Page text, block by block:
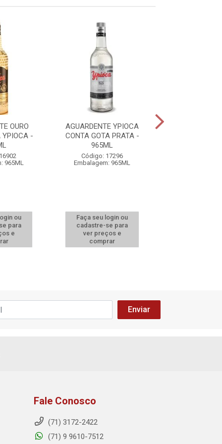
OURO
YPIOCA -
965ML
ou
para
e
AGUARDENTE YPIOCA
CONTA GOTA PRATA -
965ML
Código: 17296
Embalagem: 965ML
Faça seu login ou
cadastre-se para
ver preços e
comprar
Fale Conosco
(71) 3172-2422
(71) 9 9610-7512